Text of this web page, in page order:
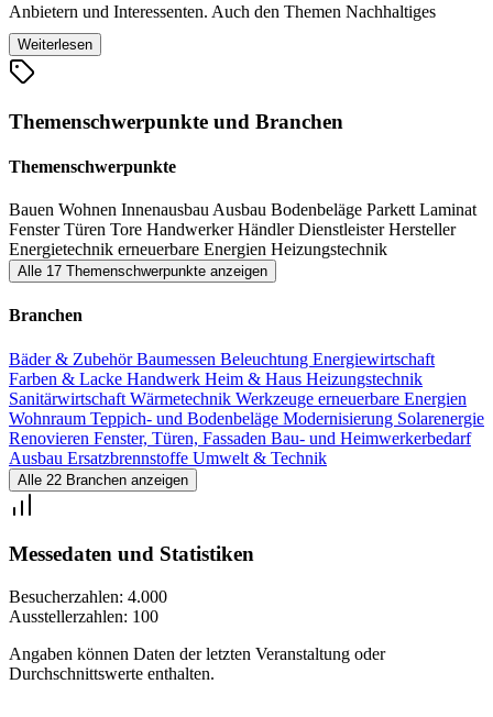
Anbietern und Interessenten. Auch den Themen Nachhaltiges
Bauen, Klimaschutz und Energiesparen wird viel Platz eingeräumt.
Ein interessantes Vortragsprogramm bietet darüber hinaus auf der
wichtige Informationen, Tipps und Neuerungen zu aktuellen
Themen rund um die vier Wände.
Weiterlesen
Themenschwerpunkte und Branchen
Themenschwerpunkte
Bauen Wohnen Innenausbau Ausbau Bodenbeläge Parkett Laminat
FensterTüren Tore HandwerkerHändlerDienstleisterHersteller
Energietechnik erneuerbare Energien Heizungstechnik
Alle 17 Themenschwerpunkte anzeigen
Branchen
Bäder & ZubehörBaumessen Beleuchtung Energiewirtschaft
Farben & Lacke Handwerk Heim & Haus Heizungstechnik
Sanitärwirtschaft Wärmetechnik Werkzeuge erneuerbare Energien
Wohnraum Teppich- und Bodenbeläge Modernisierung Solarenergie
Renovieren Fenster, Türen, Fassaden Bau- und Heimwerkerbedarf
Ausbau Ersatzbrennstoffe Umwelt & Technik
Alle 22 Branchen anzeigen
Messedaten und Statistiken
Besucherzahlen: 4.000
Ausstellerzahlen: 100
Angaben können Daten der letzten Veranstaltung oder
Durchschnittswerte enthalten.